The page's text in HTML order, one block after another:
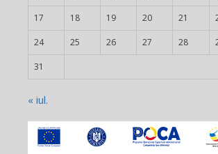
17 18 19 20 21
24 25 26 27 28
31
« iul.